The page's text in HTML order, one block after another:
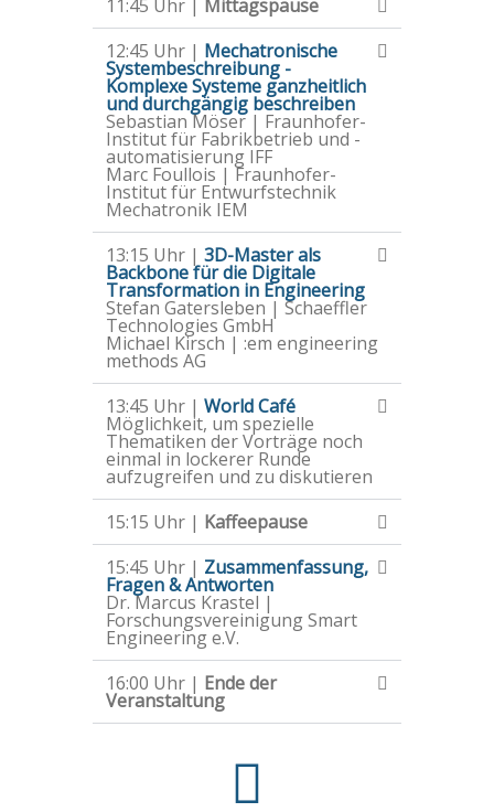
11:45 Uhr |
Mittagspause
12:45 Uhr | Mechatronische
Systembeschreibung -
Komplexe Systeme ganzheitlich
und durchgängig beschreiben
Sebastian Möser | Fraunhofer-
Institut für Fabrikbetrieb und -
automatisierung IFF
Marc Foullois | Fraunhofer-
Institut für Entwurfstechnik
Mechatronik IEM
13:15 Uhr |3D-Master als
Backbone für die Digitale
Transformation in Engineering
Stefan Gatersleben | Schaeffler
Technologies GmbH
Michael Kirsch | :em engineering
methods AG
13:45 Uhr |World Café
Möglichkeit, um spezielle
Thematiken der Vorträge noch
einmal in lockerer Runde
aufzugreifen und zu diskutieren
15:15 Uhr | Kaffeepause
15:45 Uhr | Zusammenfassung,
Fragen & Antworten
Dr. Marcus Krastel |
Forschungsvereinigung Smart
Engineering e.V.
16:00 Uhr | Ende der
Veranstaltung